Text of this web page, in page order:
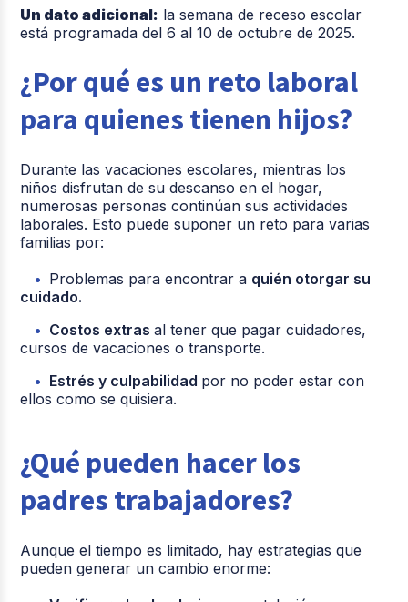
Un dato adicional: la semana de receso escolar
está programada del 6 al 10 de octubre de 2025.
¿Por qué es un reto laboral
para quienes tienen hijos?
Durante las vacaciones escolares, mientras los
niños disfrutan de su descanso en el hogar,
numerosas personas continúan sus actividades
laborales. Esto puede suponer un reto para varias
familias por:
Problemas para encontrar a quién otorgar su
cuidado.
Costos extrasal tener que pagar cuidadores,
cursos de vacaciones o transporte.
Estrés y culpabilidad por no poder estar con
ellos como se quisiera.
¿Qué pueden hacer los
padres trabajadores?
Aunque el tiempo es limitado, hay estrategias que
pueden generar un cambio enorme: